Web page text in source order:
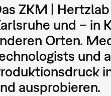
ZKM |
und – in
Orten.
und
ausprobieren.